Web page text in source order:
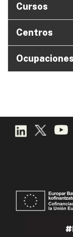
Cursos
Centros
Ocupaciones